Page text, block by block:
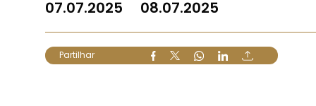
07.07.2025 08.07.2025
Partilhar